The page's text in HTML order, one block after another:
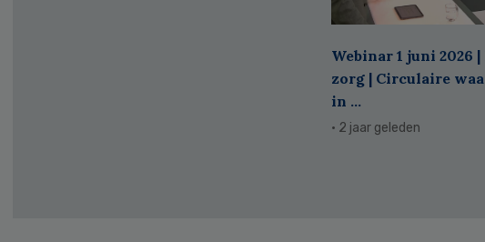
Webinar 1 juni 2026
zorg | Circulaire
in ...
· 2 jaar geleden